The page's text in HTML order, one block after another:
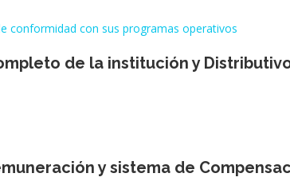
conformidad con sus programas operativos
de la institución y
y sistema de